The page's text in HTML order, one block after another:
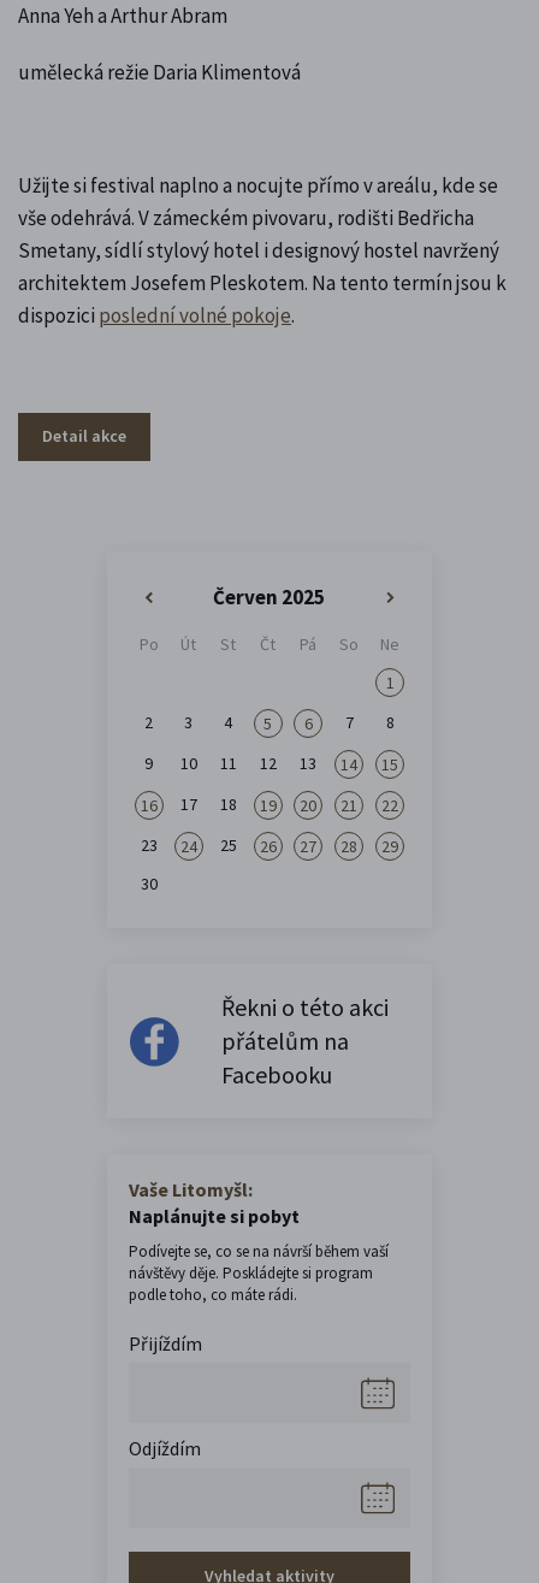
Anna Yeh a Arthur Abram
umělecká režie Daria Klimentová
Užijte si festival naplno a nocujte přímo v areálu, kde se
vše odehrává. V zámeckém pivovaru, rodišti Bedřicha
Smetany, sídlí stylový hotel i designový hostel navržený
architektem Josefem Pleskotem. Na tento termín jsou k
dispozici poslední volné pokoje.
Detail akce
Červen 2025
Po Út St Čt Pá So
Ne
1
2
3 4 5 6 7
8
9
10 11 12 13 14
15
16
17 18 19 20 21
22
23
24 25 26 27 28
29
30
Řekni o této akci
přátelům na
Facebooku
Vaše Litomyšl:
Naplánujte si pobyt
Podívejte se, co se na návrší během vaší
návštěvy děje. Poskládejte si program
podle toho, co máte rádi.
Přijíždím
Odjíždím
Vyhledat aktivity